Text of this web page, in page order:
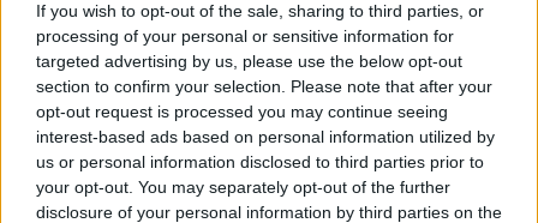
If you wish to opt-out of the sale, sharing to third parties, or
processing of your personal or sensitive information for
targeted advertising by us, please use the below opt-out
section to confirm your selection. Please note that after your
opt-out request is processed you may continue seeing
interest-based ads based on personal information utilized by
us or personal information disclosed to third parties prior to
your opt-out. You may separately opt-out of the further
disclosure of your personal information by third parties on the
gioco al rialzo di Lotito che chiede qualche
milione in più di bonus ha rimesso in corsa il
Milan. Che ora è pronto a chiudere: l'affare
andrà in porto a poco più di 25 milioni
compresi i bonus.Sono ormai dettagli: Gila ha
scelto il Milan e la fumata bianca è dietro